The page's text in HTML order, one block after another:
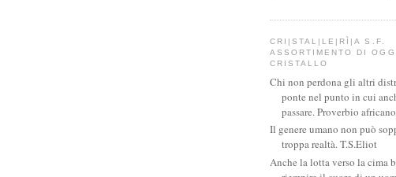
CRI|STAL|LE|RÌ|A S.F.
ASSORTIMENTO DI
CRISTALLO
Chi non perdona gli altri
ponte nel punto in cui
passare. Proverbio africano
Il genere umano non può
troppa realtà. T.S.Eliot
Anche la lotta verso la cima